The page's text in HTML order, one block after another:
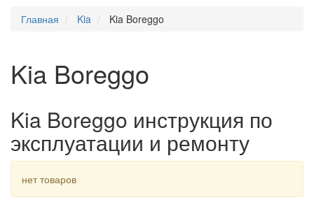
Главная
Kia Kia Boreggo
Kia Boreggo
Kia Boreggo инструкция по
эксплуатации и ремонту
нет товаров